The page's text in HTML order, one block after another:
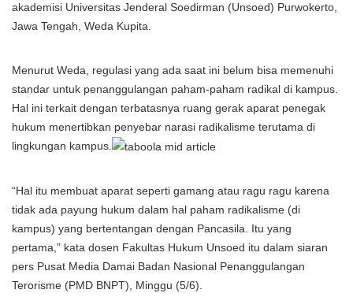
akademisi Universitas Jenderal Soedirman (Unsoed) Purwokerto,
Jawa Tengah, Weda Kupita.
Menurut Weda, regulasi yang ada saat ini belum bisa memenuhi
standar untuk penanggulangan paham-paham radikal di kampus.
Hal ini terkait dengan terbatasnya ruang gerak aparat penegak
hukum menertibkan penyebar narasi radikalisme terutama di
lingkungan kampus.
“Hal itu membuat aparat seperti gamang atau ragu ragu karena
tidak ada payung hukum dalam hal paham radikalisme (di
kampus) yang bertentangan dengan Pancasila. Itu yang
pertama,” kata dosen Fakultas Hukum Unsoed itu dalam siaran
pers Pusat Media Damai Badan Nasional Penanggulangan
Terorisme (PMD BNPT), Minggu (5/6).